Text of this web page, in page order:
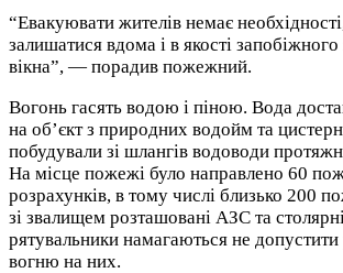
“Евакуювати жителів немає
залишатися вдома і в якості
вікна”, — порадив пожежний.
Вогонь гасять водою і піною. Вода
на об’єкт з природних водойм та
побудували зі шлангів водоводи
На місце пожежі було направлено 60
розрахунків, в тому числі близько 200
зі звалищем розташовані АЗС та
рятувальники намагаються не
вогню на них.